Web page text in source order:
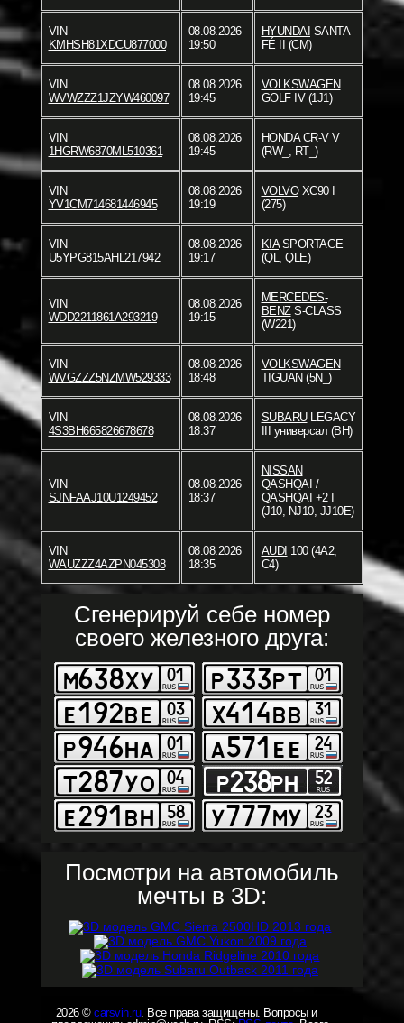
VIN
KMHSH81XDCU877000
08.08.2026
19:50
HYUNDAI SANTA
FÉ II (CM)
VIN
WVWZZZ1JZYW460097
08.08.2026
19:45
VOLKSWAGEN
GOLF IV (1J1)
VIN
1HGRW6870ML510361
08.08.2026
19:45
HONDACR-V V
(RW_, RT_)
VIN
YV1CM714681446945
08.08.2026
19:19
VOLVOXC90 I
(275)
VIN
U5YPG815AHL217942
08.08.2026
19:17
KIASPORTAGE
(QL, QLE)
VIN
WDD2211861A293219
08.08.2026
19:15
MERCEDES-
BENZS-CLASS
(W221)
VIN
WVGZZZ5NZMW529333
08.08.2026
18:48
VOLKSWAGEN
TIGUAN (5N_)
VIN
4S3BH665826678678
08.08.2026
18:37
SUBARULEGACY
III универсал (BH)
VIN
SJNFAAJ10U1249452
08.08.2026
18:37
NISSAN
QASHQAI /
QASHQAI +2 I
(J10, NJ10, JJ10E)
VIN
WAUZZZ4AZPN045308
08.08.2026
18:35
AUDI 100 (4A2,
C4)
Сгенерируй себе номер
своего железного друга:
Посмотри на автомобиль
мечты в 3D:
2026 © carsvin.ru. Все права защищены. Вопросы и